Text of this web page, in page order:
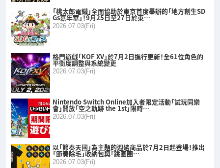
「桃太郎電鐵」全面協助於東京首度舉辦的「地方創生SD
Gs嘉年華」！9月25日至27日於東…
2026.07.03(Fri)
格鬥遊戲「KOF XV」於7月2日進行更新！全61位角色的
平衡度調整與系統變更
2026.07.03(Fri)
Nintendo Switch Online加入者限定活動「試玩同樂
會」開放「空之軌跡 the 1st」限時…
2026.07.03(Fri)
以「節奏天國」為主題的週邊商品於7月2日起登場！推出
「節奏除毛」收納包與「跳圈圈…
2026.07.03(Fri)